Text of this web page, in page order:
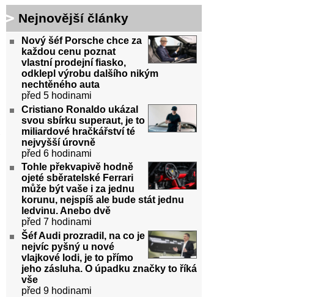
Nejnovější články
Nový šéf Porsche chce za
každou cenu poznat
vlastní prodejní fiasko,
odklepl výrobu dalšího nikým
nechtěného auta
před 5 hodinami
Cristiano Ronaldo ukázal
svou sbírku superaut, je to
miliardové hračkářství té
nejvyšší úrovně
před 6 hodinami
Tohle překvapivě hodně
ojeté sběratelské Ferrari
může být vaše i za jednu
korunu, nejspíš ale bude stát jednu
ledvinu. Anebo dvě
před 7 hodinami
Šéf Audi prozradil, na co je
nejvíc pyšný u nové
vlajkové lodi, je to přímo
jeho zásluha. O úpadku značky to říká
vše
před 9 hodinami